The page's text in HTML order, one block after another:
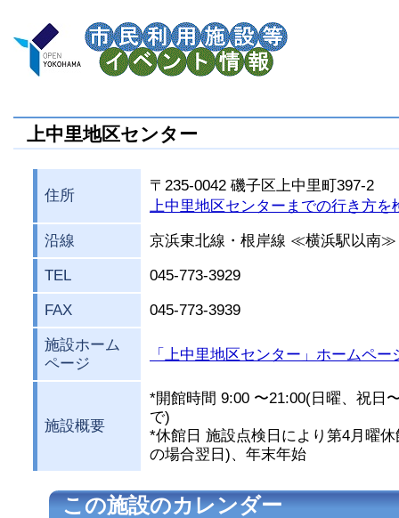
上中里地区センター
住所
〒235-0042 磯子区上中里町397-2
上中里地区センターまでの行き方を
沿線 京浜東北線・根岸線 ≪横浜駅以南≫
TEL 045-773-3929
FAX 045-773-3939
施設ホーム
ページ
「上中里地区センター」ホームペー
施設概要
*開館時間 9:00 〜21:00(日曜、祝日
で)
*休館日 施設点検日により第4月曜
の場合翌日)、年末年始
この施設のカレンダー